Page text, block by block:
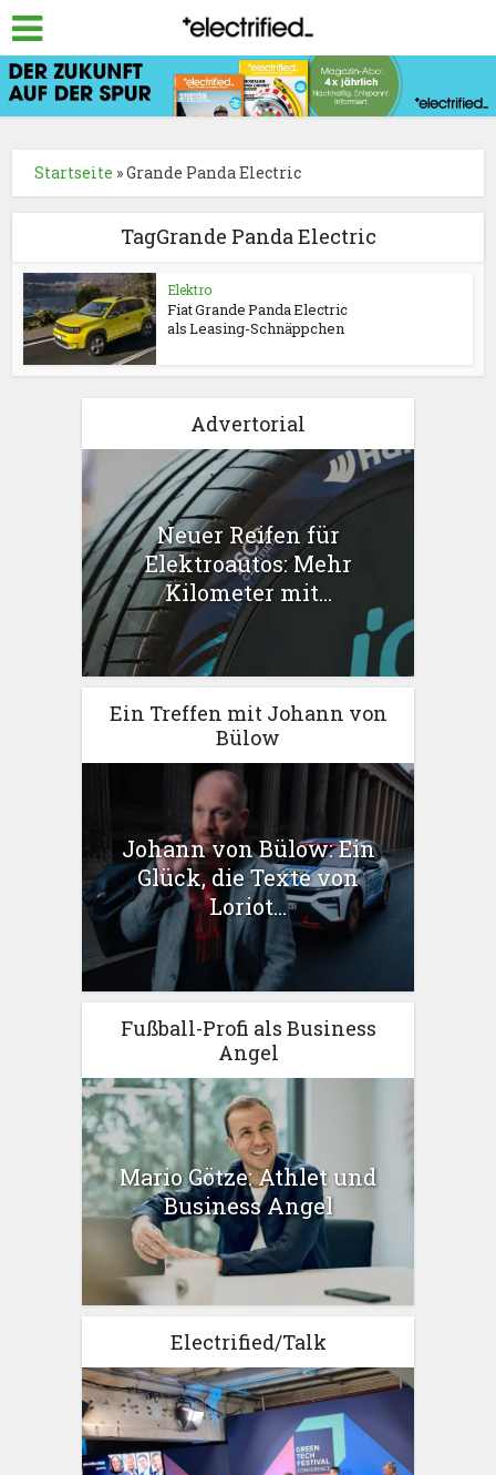
Startseite »Grande Panda Electric
TagGrande Panda Electric
Elektro
Fiat Grande Panda Electric
als Leasing-Schnäppchen
Advertorial
Neuer Reifen für
Elektroautos: Mehr
Kilometer mit...
Ein Treffen mit Johann von
Bülow
Johann von Bülow: Ein
Glück, die Texte von
Loriot...
Fußball-Profi als Business
Angel
Mario Götze: Athlet und
Business Angel
Electrified/Talk